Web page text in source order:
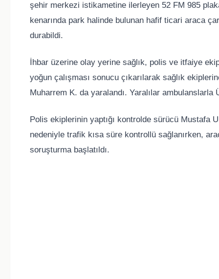
şehir merkezi istikametine ilerleyen 52 FM 985
kenarında park halinde bulunan hafif ticari araca
durabildi.
İhbar üzerine olay yerine sağlık, polis ve itfaiye
yoğun çalışması sonucu çıkarılarak sağlık
Muharrem K. da yaralandı. Yaralılar ambulanslarla
Polis ekiplerinin yaptığı kontrolde sürücü Mustafa
nedeniyle trafik kısa süre kontrollü sağlanırken,
soruşturma başlatıldı.